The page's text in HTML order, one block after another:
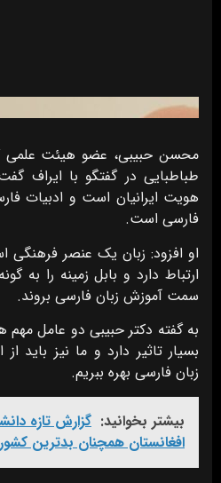
محسن حبیبی، عضو هیئت علمی
طباطبایی در گفتگو با ایراف
هویت ایرانیان است و ادبیات
فارسی است.
او افزود: زبان یک عنصر فرهنگی
ارتباط دارد و بابل زمینه را به
سمت آموزش زبان فارسی بروند.
به گفته دکتر حبیبی دو عامل مهم
بسیار تاثیر دارد و ما نیز باید
زبان فارسی بهره ببریم.
بیشتر بخوانید: گزارش تازه
افغانستان همچنان بدترین